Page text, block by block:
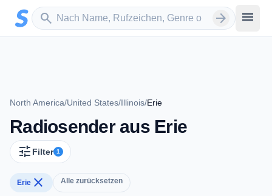
Zum Hauptinhalt springen
search
Sender suchen arrow_forward menu
North America/United States/Illinois/Erie
Radiosender aus Erie
tune Filter 1
Erie close Alle zurücksetzen